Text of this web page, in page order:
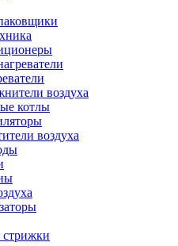
воздуха
котлы
воздуха